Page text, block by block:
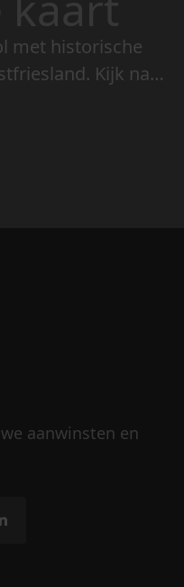
met historische
Kijk naar
aanwinsten en